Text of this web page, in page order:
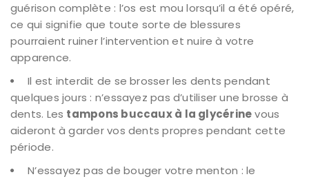
guérison complète : l’os est mou lorsqu’il a été opéré,
ce qui signifie que toute sorte de blessures
pourraient ruiner l’intervention et nuire à votre
apparence.
Il est interdit de se brosser les dents pendant
quelques jours : n’essayez pas d’utiliser une brosse à
dents. Les tampons buccaux à la glycérinevous
aideront à garder vos dents propres pendant cette
période.
N’essayez pas de bouger votre menton : le